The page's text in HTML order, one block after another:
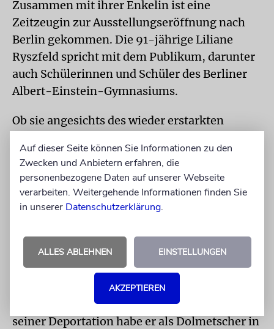
Zusammen mit ihrer Enkelin ist eine
Zeitzeugin zur Ausstellungseröffnung nach
Berlin gekommen. Die 91-jährige Liliane
Rysz­feld spricht mit dem Publikum, darunter
auch Schülerinnen und Schüler des Berliner
Albert-Einstein-Gymnasiums.
Ob sie angesichts des wieder erstarkten
einem der Schüler gefragt. Die alte Frau
verneint, die Situation für Juden sei nie
einfach gewesen, sagt sie. Deshalb besuche
sie auch Schulen, um Erinnerungsarbeit zu
Zukunft schauen, so ihr Credo.
Zum Abschluss liest Ryszfeld einige Zeilen aus
dem letzten Brief ihres Vaters vor, der
verschleppt und später ermordet wurde. Vor
seiner Deportation habe er als Dolmetscher in
Auf dieser Seite können Sie Informationen zu den
Zwecken und Anbietern erfahren, die
personenbezogene Daten auf unserer Webseite
verarbeiten. Weitergehende Informationen finden Sie
in unserer Datenschutzerklärung.
ALLES ABLEHNEN EINSTELLUNGEN
AKZEPTIEREN